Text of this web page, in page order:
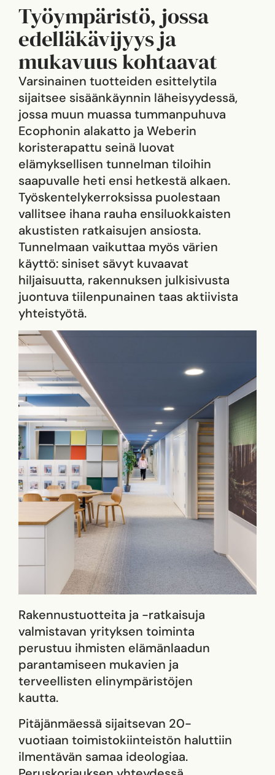
Työympäristö, jossa
edelläkävijyys ja
mukavuus kohtaavat
Varsinainen tuotteiden esittelytila
sijaitsee sisäänkäynnin läheisyydessä,
jossa muun muassa tummanpuhuva
Ecophonin alakatto ja Weberin
koristerapattu seinä luovat
elämyksellisen tunnelman tiloihin
saapuvalle heti ensi hetkestä alkaen.
Työskentelykerroksissa puolestaan
vallitsee ihana rauha ensiluokkaisten
akustisten ratkaisujen ansiosta.
Tunnelmaan vaikuttaa myös värien
käyttö: siniset sävyt kuvaavat
hiljaisuutta, rakennuksen julkisivusta
juontuva tiilenpunainen taas aktiivista
yhteistyötä.
Rakennustuotteita ja -ratkaisuja
valmistavan yrityksen toiminta
perustuu ihmisten elämänlaadun
parantamiseen mukavien ja
terveellisten elinympäristöjen
kautta.
Pitäjänmäessä sijaitsevan 20-
vuotiaan toimistokiinteistön haluttiin
ilmentävän samaa ideologiaa.